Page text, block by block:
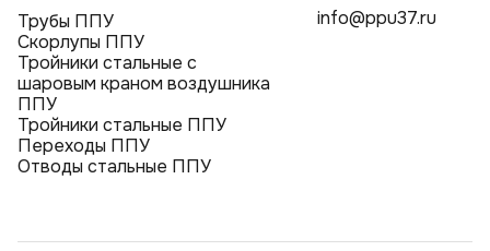
Трубы ППУ
Скорлупы ППУ
Тройники стальные с
шаровым краном воздушника
ППУ
Тройники стальные ППУ
Переходы ППУ
Отводы стальные ППУ
info@ppu37.ru